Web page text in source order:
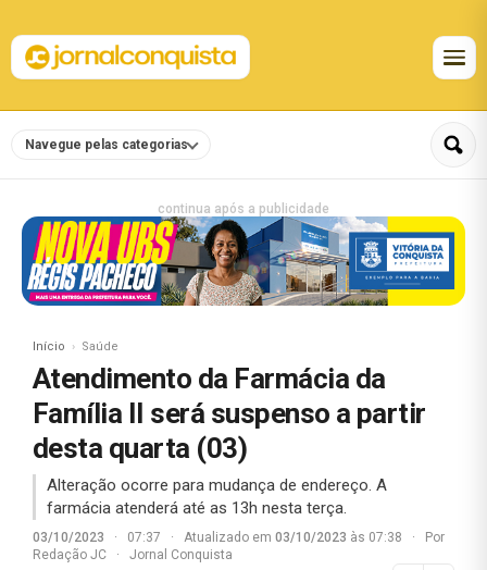
Navegue pelas categorias
continua após a publicidade
Início Saúde
Atendimento da Farmácia da
Família II será suspenso a partir
desta quarta (03)
Alteração ocorre para mudança de endereço. A
farmácia atenderá até as 13h nesta terça.
03/10/2023 · 07:37 · Atualizado em 03/10/2023 às 07:38 ·
Por
Redação JC
· Jornal Conquista